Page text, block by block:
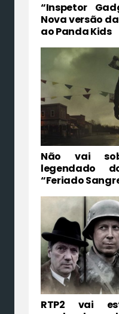
“Inspetor
Nova versão
ao Panda Kids
Não vai
legendado
“Feriado
RTP2 vai